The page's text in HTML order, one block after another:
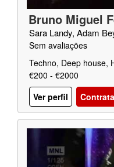
Bruno Miguel
Sara Landy, Adam
Sem avaliações
Techno, Deep house,
€200 - €2000
Ver perfil